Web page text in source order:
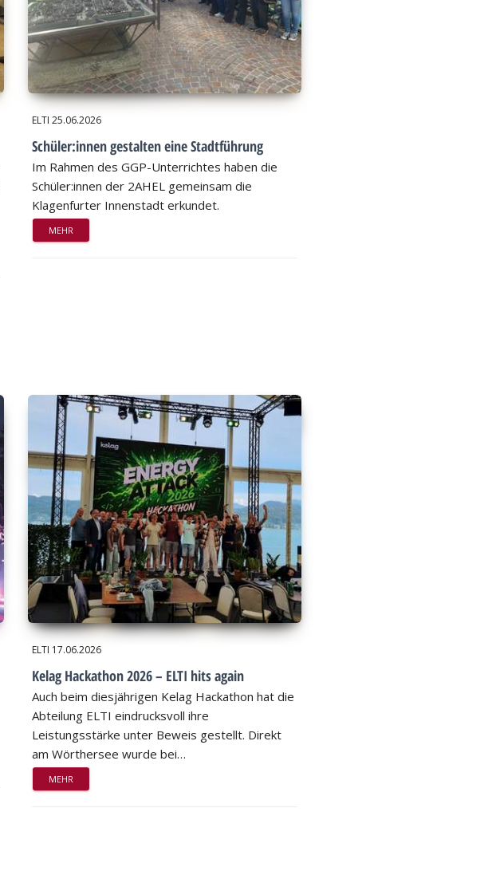
ELTI 25.06.2026
Schüler:innen gestalten eine Stadtführung
Im Rahmen des GGP-Unterrichtes haben die
Schüler:innen der 2AHEL gemeinsam die
Klagenfurter Innenstadt erkundet.
MEHR
ELTI 17.06.2026
Kelag Hackathon 2026 – ELTI hits again
Auch beim diesjährigen Kelag Hackathon hat die
Abteilung ELTI eindrucksvoll ihre
Leistungsstärke unter Beweis gestellt. Direkt
am Wörthersee wurde bei…
MEHR